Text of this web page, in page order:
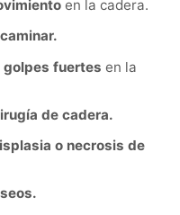
en la cadera.
golpes fuertes en la
de cadera.
o necrosis de